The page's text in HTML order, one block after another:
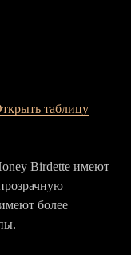
таблицу
Birdette имеют
более